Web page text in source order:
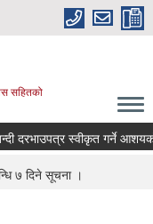
सहितको
दरभाउपत्र स्वीकृत गर्ने
७ दिने सूचना ।